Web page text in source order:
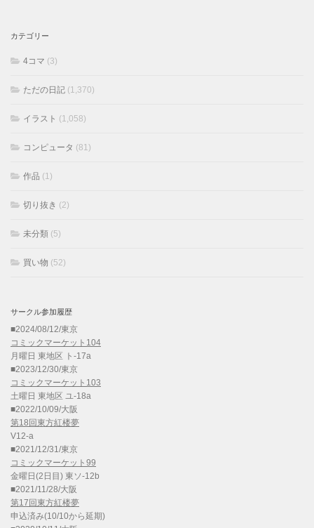
カテゴリー
4コマ (3)
ただの日記 (1,370)
イラスト (1,058)
コンピュータ (81)
作品 (1)
切り抜き (2)
未分類 (5)
買い物 (52)
サークル参加履歴
■2024/08/12/東京
コミックマーケット104
月曜日 東地区 ト-17a
■2023/12/30/東京
コミックマーケット103
土曜日 東地区 ユ-18a
■2022/10/09/大阪
第18回東方紅楼夢
V12-a
■2021/12/31/東京
コミックマーケット99
金曜日(2日目) 東ソ-12b
■2021/11/28/大阪
第17回東方紅楼夢
申込済み(10/10から延期)